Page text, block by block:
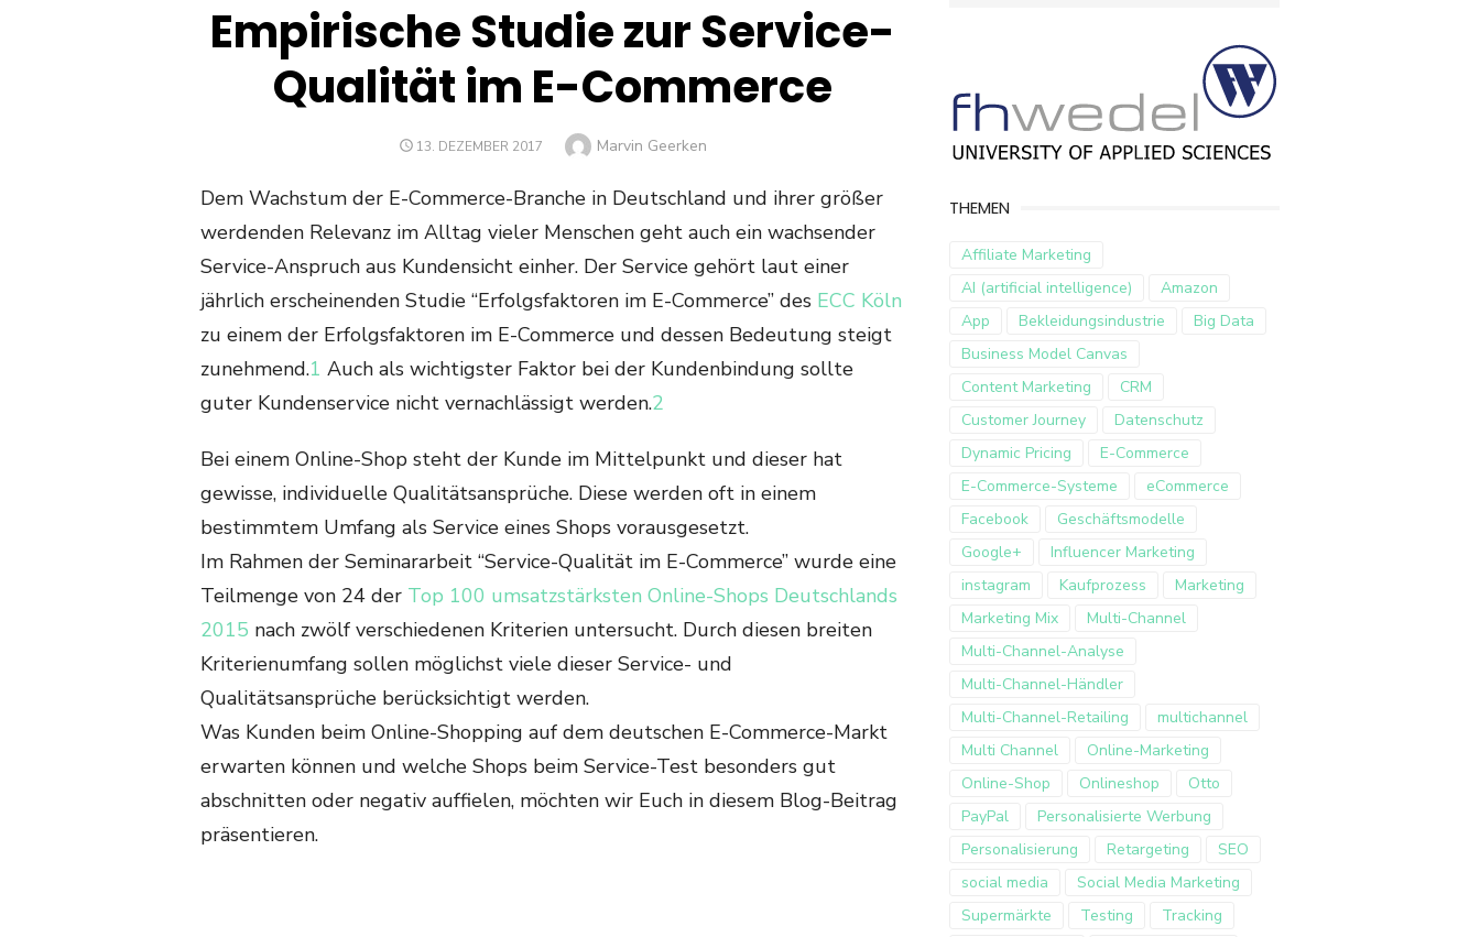
Empirische Studie zur Service-
Qualität im E-Commerce
POSTED
13. DEZEMBER 2017 Author
Marvin Geerken
Dem Wachstum der E-Commerce-Branche in Deutschland und ihrer größer
werdenden Relevanz im Alltag vieler Menschen geht auch ein wachsender
Service-Anspruch aus Kundensicht einher. Der Service gehört laut einer
jährlich erscheinenden Studie “Erfolgsfaktoren im E-Commerce” des ECC Köln
zu einem der Erfolgsfaktoren im E-Commerce und dessen Bedeutung steigt
zunehmend.1 Auch als wichtigster Faktor bei der Kundenbindung sollte
guter Kundenservice nicht vernachlässigt werden.2
Bei einem Online-Shop steht der Kunde im Mittelpunkt und dieser hat
gewisse, individuelle Qualitätsansprüche. Diese werden oft in einem
bestimmtem Umfang als Service eines Shops vorausgesetzt.
Im Rahmen der Seminararbeit “Service-Qualität im E-Commerce” wurde eine
Teilmenge von 24 der Top 100 umsatzstärksten Online-Shops Deutschlands
2015 nach zwölf verschiedenen Kriterien untersucht. Durch diesen breiten
Kriterienumfang sollen möglichst viele dieser Service- und
Qualitätsansprüche berücksichtigt werden.
Was Kunden beim Online-Shopping auf dem deutschen E-Commerce-Markt
erwarten können und welche Shops beim Service-Test besonders gut
abschnitten oder negativ auffielen, möchten wir Euch in diesem Blog-Beitrag
präsentieren.
THEMEN
Affiliate Marketing
AI (artificial intelligence)
Amazon
App
Bekleidungsindustrie
Big Data
Business Model Canvas
Content Marketing
CRM
Customer Journey
Datenschutz
Dynamic Pricing
E-Commerce
E-Commerce-Systeme
eCommerce
Facebook
Geschäftsmodelle
Google+
Influencer Marketing
instagram
Kaufprozess
Marketing
Marketing Mix
Multi-Channel
Multi-Channel-Analyse
Multi-Channel-Händler
Multi-Channel-Retailing
multichannel
Multi Channel
Online-Marketing
Online-Shop
Onlineshop
Otto
PayPal
Personalisierte Werbung
Personalisierung
Retargeting
SEO
social media
Social Media Marketing
Supermärkte
Testing
Tracking